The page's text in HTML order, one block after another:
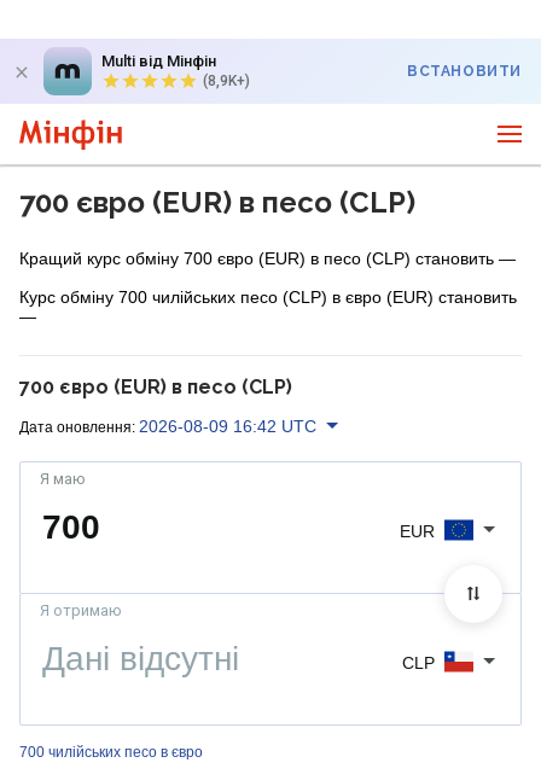
Multi від Мінфін
(8,9K+)
ВСТАНОВИТИ
700 євро (EUR) в песо (CLP)
Кращий курс обміну 700 євро (EUR) в песо (CLP) становить —
Курс обміну 700 чилійських песо (CLP) в євро (EUR) становить
—
700 євро (EUR) в песо (CLP)
Дата оновлення: 2026-08-09 16:42 UTC
700 чилійських песо в євро
Я маю
EUR
Я отримаю
CLP